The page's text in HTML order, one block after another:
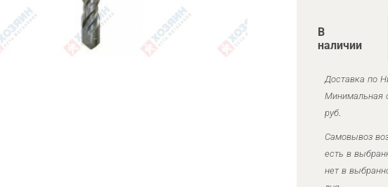
В
наличии
Доставка по
Минимальная
руб.
Самовывоз
есть в
нет в